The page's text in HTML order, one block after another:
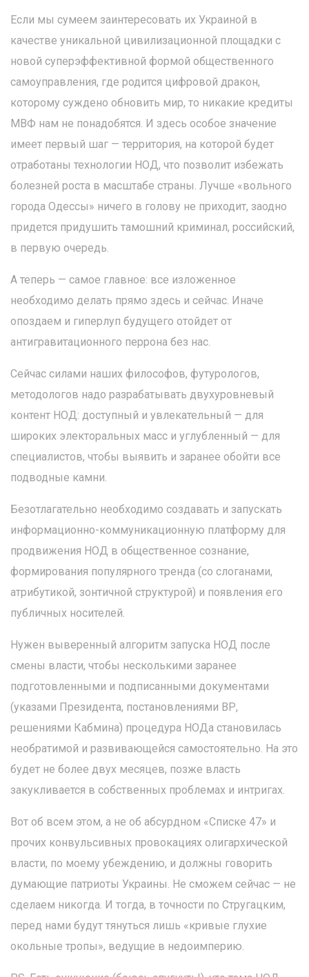
Если мы сумеем заинтересовать их Украиной в
качестве уникальной цивилизационной площадки с
новой суперэффективной формой общественного
самоуправления, где родится цифровой дракон,
которому суждено обновить мир, то никакие кредиты
МВФ нам не понадобятся. И здесь особое значение
имеет первый шаг — территория, на которой будет
отработаны технологии НОД, что позволит избежать
болезней роста в масштабе страны. Лучше «вольного
города Одессы» ничего в голову не приходит, заодно
придется придушить тамошний криминал, российский,
в первую очередь.
А теперь — самое главное: все изложенное
необходимо делать прямо здесь и сейчас. Иначе
опоздаем и гиперлуп будущего отойдет от
антигравитационного перрона без нас.
Сейчас силами наших философов, футурологов,
методологов надо разрабатывать двухуровневый
контент НОД: доступный и увлекательный — для
широких электоральных масс и углубленный — для
специалистов, чтобы выявить и заранее обойти все
подводные камни.
Безотлагательно необходимо создавать и запускать
информационно-коммуникационную платформу для
продвижения НОД в общественное сознание,
формирования популярного тренда (со слоганами,
атрибутикой, зонтичной структурой) и появления его
публичных носителей.
Нужен выверенный алгоритм запуска НОД после
смены власти, чтобы несколькими заранее
подготовленными и подписанными документами
(указами Президента, постановлениями ВР,
решениями Кабмина) процедура НОДа становилась
необратимой и развивающейся самостоятельно. На это
будет не более двух месяцев, позже власть
закукливается в собственных проблемах и интригах.
Вот об всем этом, а не об абсурдном «Списке 47» и
прочих конвульсивных провокациях олигархической
власти, по моему убеждению, и должны говорить
думающие патриоты Украины. Не сможем сейчас — не
сделаем никогда. И тогда, в точности по Стругацким,
перед нами будут тянуться лишь «кривые глухие
окольные тропы», ведущие в недоимперию.